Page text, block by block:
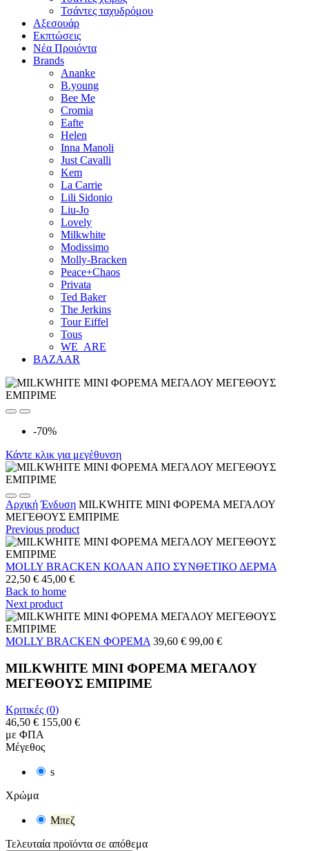
Τσάντες ταχυδρόμου
Αξεσουάρ
Εκπτώσεις
Νέα Προιόντα
Brands
Ananke
B.young
Bee Me
Cromia
Eafte
Helen
Inna Manoli
Just Cavalli
Kem
La Carrie
Lili Sidonio
Liu-Jo
Lovely
Milkwhite
Modissimo
Molly-Bracken
Peace+Chaos
Privata
Ted Baker
The Jerkins
Tour Eiffel
Tous
WE_ARE
BAZAAR
-70%
Κάντε κλικ για μεγέθυνση
Αρχική Ένδυση MILKWHITE ΜΙΝΙ ΦΟΡΕΜΑ ΜΕΓΑΛΟΥ
ΜΕΓΕΘΟΥΣ ΕΜΠΡΙΜΕ
Previous product
MOLLY BRACKEN ΚΟΛΑΝ ΑΠΟ ΣΥΝΘΕΤΙΚΟ ΔΕΡΜΑ
22,50 € 45,00 €
Back to home
Next product
MOLLY BRACKEN ΦΟΡΕΜΑ 39,60 € 99,00 €
MILKWHITE ΜΙΝΙ ΦΟΡΕΜΑ ΜΕΓΑΛΟΥ
ΜΕΓΕΘΟΥΣ ΕΜΠΡΙΜΕ
Κριτικές (0)
46,50 € 155,00 €
με ΦΠΑ
Μέγεθος
s
Χρώμα
Μπεζ
Τελευταία προϊόντα σε απόθεμα